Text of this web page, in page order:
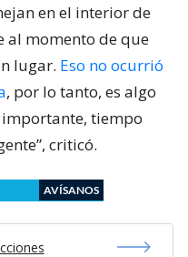
en el interior de
al momento de que
lugar. Eso no ocurrió
, por lo tanto, es algo
tiempo
criticó.
AVÍSANOS